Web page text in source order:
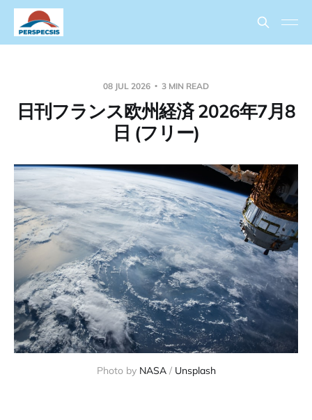
08 JUL 2026 3 MIN READ
日刊フランス欧州経済 2026年7月8
日 (フリー)
Photo by NASA / Unsplash